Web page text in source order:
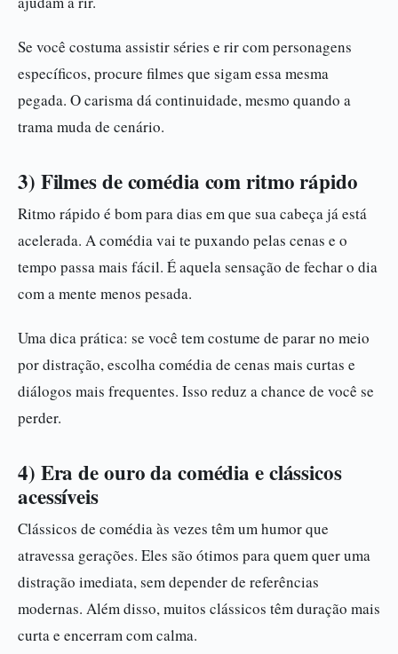
Se você costuma assistir séries e rir com personagens
específicos, procure filmes que sigam essa mesma
pegada. O carisma dá continuidade, mesmo quando a
trama muda de cenário.
3) Filmes de comédia com ritmo rápido
Ritmo rápido é bom para dias em que sua cabeça já está
acelerada. A comédia vai te puxando pelas cenas e o
tempo passa mais fácil. É aquela sensação de fechar o dia
com a mente menos pesada.
Uma dica prática: se você tem costume de parar no meio
por distração, escolha comédia de cenas mais curtas e
diálogos mais frequentes. Isso reduz a chance de você se
perder.
4) Era de ouro da comédia e clássicos
acessíveis
Clássicos de comédia às vezes têm um humor que
atravessa gerações. Eles são ótimos para quem quer uma
distração imediata, sem depender de referências
modernas. Além disso, muitos clássicos têm duração mais
curta e encerram com calma.